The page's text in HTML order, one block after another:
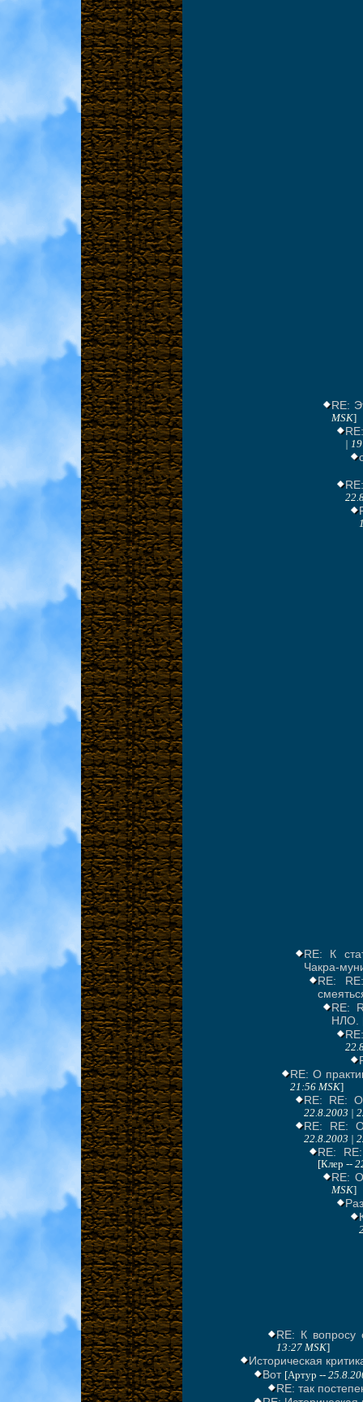
RE:
MSK]
|
RE: К
Чакра-
RE:
RE:
НЛО.
RE: О
21:56 MSK]
RE: RE: О
22.8.2003 |
RE: RE:
22.8.2003 |
RE:
[Клер --
RE:
MSK]
RE: К вопросу
13:27 MSK]
Историческая
Вот [Артур --
RE: так